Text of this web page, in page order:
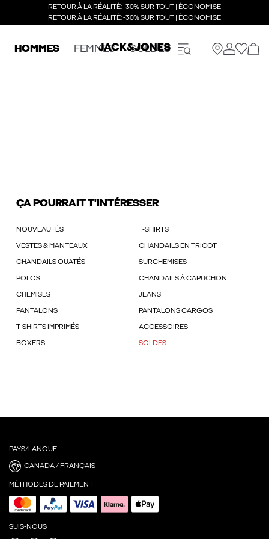
RETOUR À LA RÉALITÉ: -30% SUR TOUT | ÉCONOMISE
RETOUR À LA RÉALITÉ: -30% SUR TOUT | ÉCONOMISE
HOMMES FEMMES SOLDES
ÇA POURRAIT T'INTÉRESSER
NOUVEAUTÉS T-SHIRTS
VESTES & MANTEAUX CHANDAILS EN TRICOT
CHANDAILS OUATÉS SURCHEMISES
POLOS CHANDAILS À CAPUCHON
CHEMISES JEANS
PANTALONS PANTALONS CARGOS
T-SHIRTS IMPRIMÉS ACCESSOIRES
BOXERS SOLDES
PAYS/LANGUE
CANADA / FRANÇAIS
MÉTHODES DE PAIEMENT
SUIS-NOUS